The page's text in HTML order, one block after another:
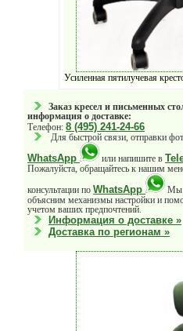
Усиленная пятилучевая
Заказ кресел и письменных
информация о доставке:
Телефон: 8 (495) 241-24-66
Для быстрой связи, отправки
WhatsApp или напишите в
Пожалуйста, обращайтесь к нашим
консультации по WhatsApp
Мы
объясним механизмы настройки и
учетом ваших предпочтений.
Информация о доставке »
Доставка по регионам »